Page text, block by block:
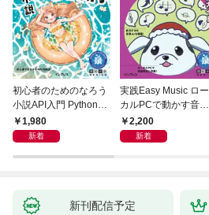
初心者のためのなろう
小説API入門 Pythonで
作るデータ活用法
1,980
新着
実践Easy Music ロー
カルPCで動かす音楽
生成AI完全ガイド
2,200
新着
新刊配信予定